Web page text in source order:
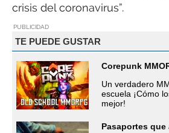
crisis del coronavirus”.
PUBLICIDAD
TE PUEDE GUSTAR
Corepunk
Un verdadero
escuela ¡Cómo
mejor!
Pasaportes